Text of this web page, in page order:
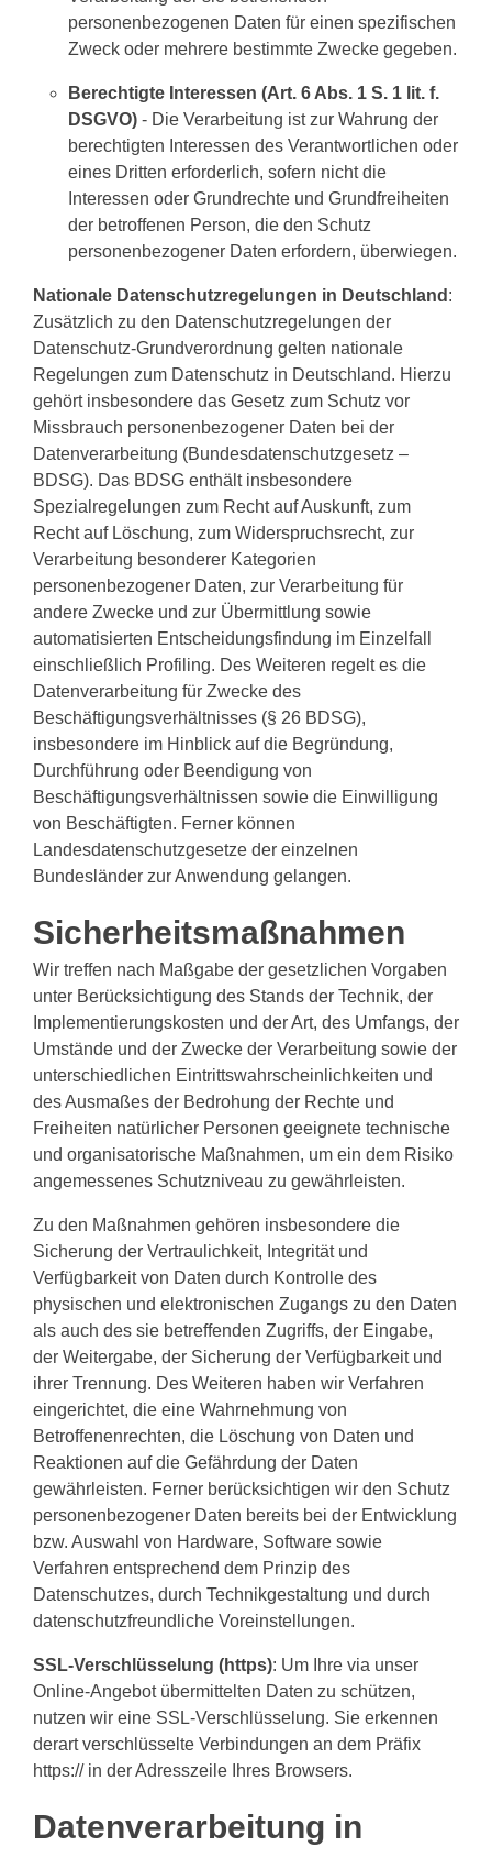
personenbezogenen Daten für einen spezifischen
Zweck oder mehrere bestimmte Zwecke gegeben.
Berechtigte Interessen (Art. 6 Abs. 1 S. 1 lit. f.
DSGVO) - Die Verarbeitung ist zur Wahrung der
berechtigten Interessen des Verantwortlichen oder
eines Dritten erforderlich, sofern nicht die
Interessen oder Grundrechte und Grundfreiheiten
der betroffenen Person, die den Schutz
personenbezogener Daten erfordern, überwiegen.
Nationale Datenschutzregelungen in Deutschland :
Zusätzlich zu den Datenschutzregelungen der
Datenschutz-Grundverordnung gelten nationale
Regelungen zum Datenschutz in Deutschland. Hierzu
gehört insbesondere das Gesetz zum Schutz vor
Missbrauch personenbezogener Daten bei der
Datenverarbeitung (Bundesdatenschutzgesetz –
BDSG). Das BDSG enthält insbesondere
Spezialregelungen zum Recht auf Auskunft, zum
Recht auf Löschung, zum Widerspruchsrecht, zur
Verarbeitung besonderer Kategorien
personenbezogener Daten, zur Verarbeitung für
andere Zwecke und zur Übermittlung sowie
automatisierten Entscheidungsfindung im Einzelfall
einschließlich Profiling. Des Weiteren regelt es die
Datenverarbeitung für Zwecke des
Beschäftigungsverhältnisses (§ 26 BDSG),
insbesondere im Hinblick auf die Begründung,
Durchführung oder Beendigung von
Beschäftigungsverhältnissen sowie die Einwilligung
von Beschäftigten. Ferner können
Landesdatenschutzgesetze der einzelnen
Bundesländer zur Anwendung gelangen.
Sicherheitsmaßnahmen
Wir treffen nach Maßgabe der gesetzlichen Vorgaben
unter Berücksichtigung des Stands der Technik, der
Implementierungskosten und der Art, des Umfangs, der
Umstände und der Zwecke der Verarbeitung sowie der
unterschiedlichen Eintrittswahrscheinlichkeiten und
des Ausmaßes der Bedrohung der Rechte und
Freiheiten natürlicher Personen geeignete technische
und organisatorische Maßnahmen, um ein dem Risiko
angemessenes Schutzniveau zu gewährleisten.
Zu den Maßnahmen gehören insbesondere die
Sicherung der Vertraulichkeit, Integrität und
Verfügbarkeit von Daten durch Kontrolle des
physischen und elektronischen Zugangs zu den Daten
als auch des sie betreffenden Zugriffs, der Eingabe,
der Weitergabe, der Sicherung der Verfügbarkeit und
ihrer Trennung. Des Weiteren haben wir Verfahren
eingerichtet, die eine Wahrnehmung von
Betroffenenrechten, die Löschung von Daten und
Reaktionen auf die Gefährdung der Daten
gewährleisten. Ferner berücksichtigen wir den Schutz
personenbezogener Daten bereits bei der Entwicklung
bzw. Auswahl von Hardware, Software sowie
Verfahren entsprechend dem Prinzip des
Datenschutzes, durch Technikgestaltung und durch
datenschutzfreundliche Voreinstellungen.
SSL-Verschlüsselung (https): Um Ihre via unser
Online-Angebot übermittelten Daten zu schützen,
nutzen wir eine SSL-Verschlüsselung. Sie erkennen
derart verschlüsselte Verbindungen an dem Präfix
https:// in der Adresszeile Ihres Browsers.
Datenverarbeitung in